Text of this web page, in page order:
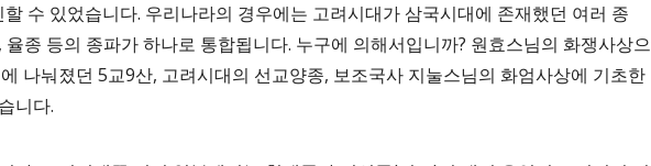
수 있었습니다. 우리나라의 경우에는 고려시대가 삼국시대에 존재했던 여러 종
종 등의 종파가 하나로 통합됩니다. 누구에 의해서입니까? 원효스님의 화쟁사상으
나눠졌던 5교9산, 고려시대의 선교양종, 보조국사 지눌스님의 화엄사상에 기초한
니다.